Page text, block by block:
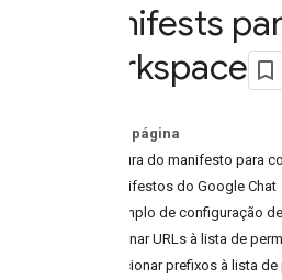
Manifests
Workspace
Nesta página
Estrutura do manifesto para
Manifestos do Google Chat
Exemplo de configuração
Adicionar URLs à lista de
Adicionar prefixos à lista